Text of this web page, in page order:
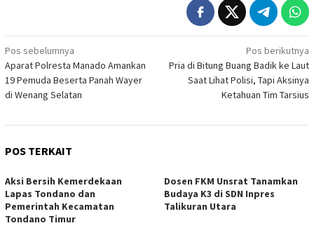
Navigasi
pos
Pos sebelumnya
Aparat Polresta Manado Amankan
19 Pemuda Beserta Panah Wayer
di Wenang Selatan
Pos berikutnya
Pria di Bitung Buang Badik ke Laut
Saat Lihat Polisi, Tapi Aksinya
Ketahuan Tim Tarsius
POS TERKAIT
Aksi Bersih Kemerdekaan
Lapas Tondano dan
Pemerintah Kecamatan
Tondano Timur
Dosen FKM Unsrat Tanamkan
Budaya K3 di SDN Inpres
Talikuran Utara